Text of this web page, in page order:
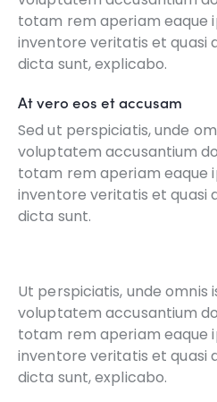
totam rem aperiam eaque
inventore veritatis et
dicta sunt, explicabo.
At vero eos et accusam
Sed ut perspiciatis, unde
voluptatem accusantium
totam rem aperiam eaque
inventore veritatis et
dicta sunt.
Ut perspiciatis, unde omnis
voluptatem accusantium
totam rem aperiam eaque
inventore veritatis et
dicta sunt, explicabo.